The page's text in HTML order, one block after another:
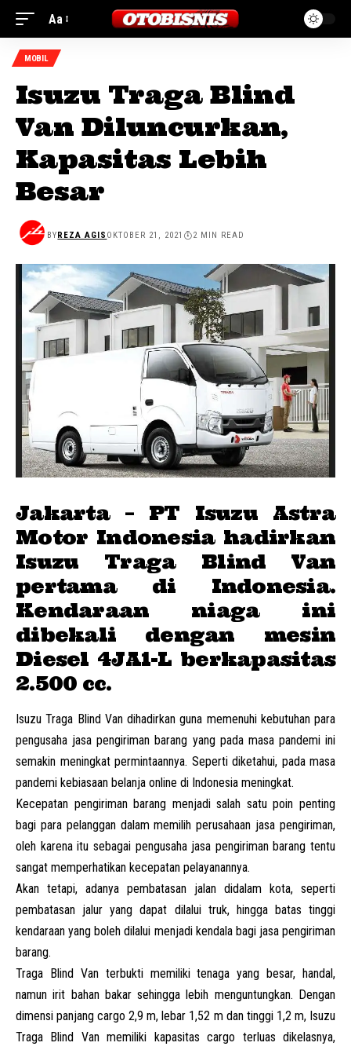
Aa
MOBIL
Isuzu Traga Blind
Van Diluncurkan,
Kapasitas Lebih
Besar
BYREZA AGIS OKTOBER 21, 2021 2 MIN READ
Jakarta – PT Isuzu Astra
Motor Indonesia hadirkan
Isuzu Traga Blind Van
pertama di Indonesia.
Kendaraan niaga ini
dibekali dengan mesin
Diesel 4JA1-L berkapasitas
2.500 cc.
Isuzu Traga Blind Van dihadirkan guna memenuhi kebutuhan para
pengusaha jasa pengiriman barang yang pada masa pandemi ini
semakin meningkat permintaannya. Seperti diketahui, pada masa
pandemi kebiasaan belanja online di Indonesia meningkat.
Kecepatan pengiriman barang menjadi salah satu poin penting
bagi para pelanggan dalam memilih perusahaan jasa pengiriman,
oleh karena itu sebagai pengusaha jasa pengiriman barang tentu
sangat memperhatikan kecepatan pelayanannya.
Akan tetapi, adanya pembatasan jalan didalam kota, seperti
pembatasan jalur yang dapat dilalui truk, hingga batas tinggi
kendaraan yang boleh dilalui menjadi kendala bagi jasa pengiriman
barang.
Traga Blind Van terbukti memiliki tenaga yang besar, handal,
namun irit bahan bakar sehingga lebih menguntungkan. Dengan
dimensi panjang cargo 2,9 m, lebar 1,52 m dan tinggi 1,2 m, Isuzu
Traga Blind Van memiliki kapasitas cargo terluas dikelasnya,